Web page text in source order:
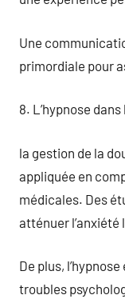
Une
primordiale pour
8. L’hypnose
la gestion de la
appliquée en
médicales. Des
atténuer
De plus,
troubles